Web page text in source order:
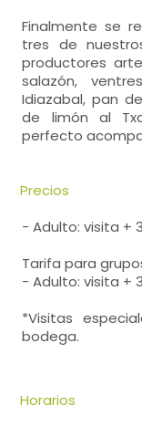
Finalmente se
tres de
productores
salazón,
Idiazabal, pan
de limón al
perfecto
Precios
- Adulto: visita +
Tarifa para
- Adulto: visita +
*Visitas
bodega.
Horarios